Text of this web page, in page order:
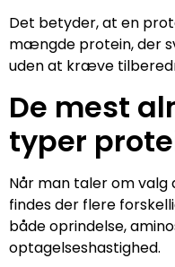
Det betyder, at en
mængde protein, der
uden at kræve
De mest
typer
Når man taler om valg
findes der flere
både oprindelse,
optagelseshastighed.